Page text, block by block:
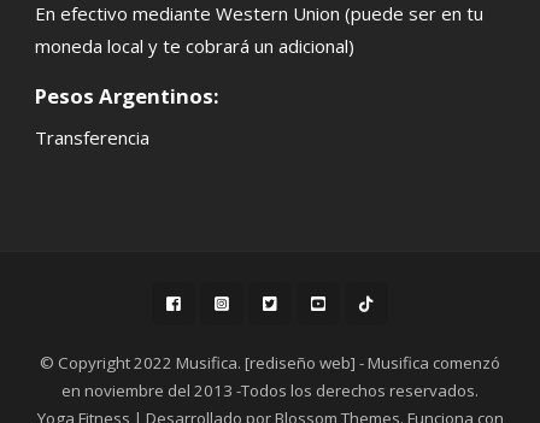
En efectivo mediante Western Union (puede ser en tu
moneda local y te cobrará un adicional)
Pesos Argentinos:
Transferencia
© Copyright 2022 Musifica. [rediseño web] - Musifica comenzó
en noviembre del 2013 -Todos los derechos reservados.
Yoga Fitness | Desarrollado porBlossom Themes. Funciona con